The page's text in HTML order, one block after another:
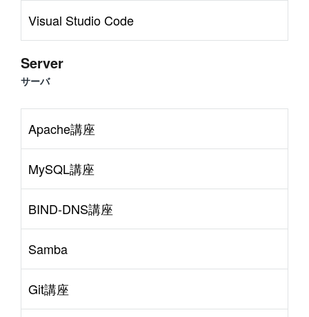
Visual Studio Code
Server
サーバ
Apache講座
MySQL講座
BIND-DNS講座
Samba
Git講座